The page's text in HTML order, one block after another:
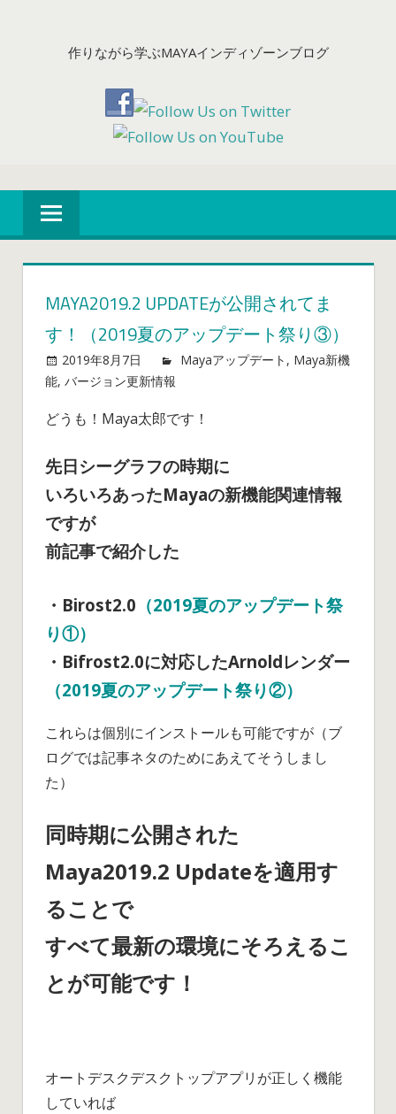
キ
プ
作りながら学ぶMAYAインディゾーンブログ
MAYA2019.2 UPDATEが公開されてま
す！（2019夏のアップデート祭り③）
2019年8月7日 mayablog
Mayaアップデート , Maya新機
能, バージョン更新情報
開
さ
れ
夏
ア
プ
ー
ト
③）
は
どうも！Maya太郎です！
先日シーグラフの時期に
いろいろあったMayaの新機能関連情報
ですが
前記事で紹介した
・Birost2.0 （2019夏のアップデート祭
り①）
・Bifrost2.0に対応したArnoldレンダー
（2019夏のアップデート祭り②）
これらは個別にインストールも可能ですが（ブ
ログでは記事ネタのためにあえてそうしまし
た）
同時期に公開された
Maya2019.2 Updateを適用す
ることで
すべて最新の環境にそろえるこ
とが可能です！
オートデスクデスクトップアプリが正しく機能
していれば